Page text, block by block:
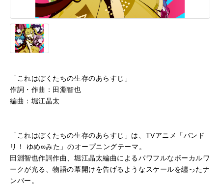
「これはぼくたちの生存のあらすじ」
作詞・作曲：田淵智也
編曲：堀江晶太
「これはぼくたちの生存のあらすじ」は、TVアニメ「バンド
リ！ ゆめ∞みた」のオープニングテーマ。
田淵智也作詞作曲、堀江晶太編曲によるパワフルなボーカルワ
ークが光る、物語の幕開けを告げるようなスケールを纏ったナ
ンバー。